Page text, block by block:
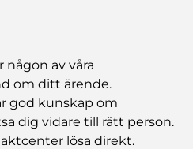
någon av våra
om ditt ärende.
god kunskap om
dig vidare till rätt person.
lösa direkt.